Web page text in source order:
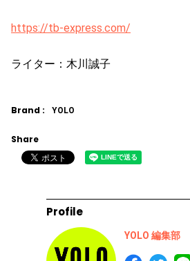
https://tb-express.com/
ライター：木川誠子
Brand : YOLO
Share
Profile
YOLO 編集部